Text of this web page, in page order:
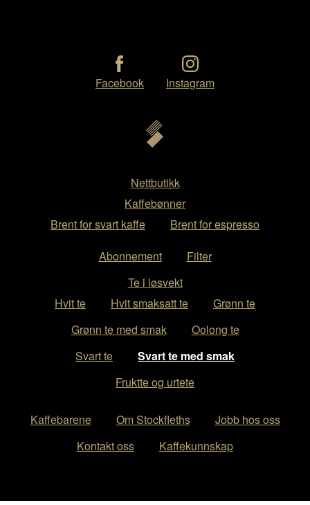
Facebook Instagram
Nettbutikk
Kaffebønner
Brent for svart kaffe
Brent for espresso
Abonnement
Filter
Te i løsvekt
Hvit te
Hvit smaksatt te
Grønn te
Grønn te med smak
Oolong te
Svart te
Svart te med smak
Fruktte og urtete
Kaffebarene Om Stockfleths
Jobb hos oss
Kontakt oss
Kaffekunnskap